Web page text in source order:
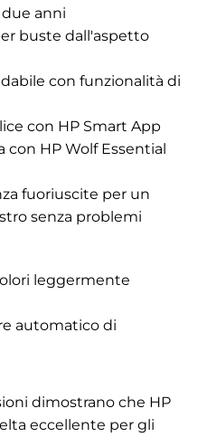
anni
buste dall'aspetto
con funzionalità di
con HP Smart App
con HP Wolf Essential
fuoriuscite per un
senza problemi
leggermente
automatico di
dimostrano che HP
eccellente per gli